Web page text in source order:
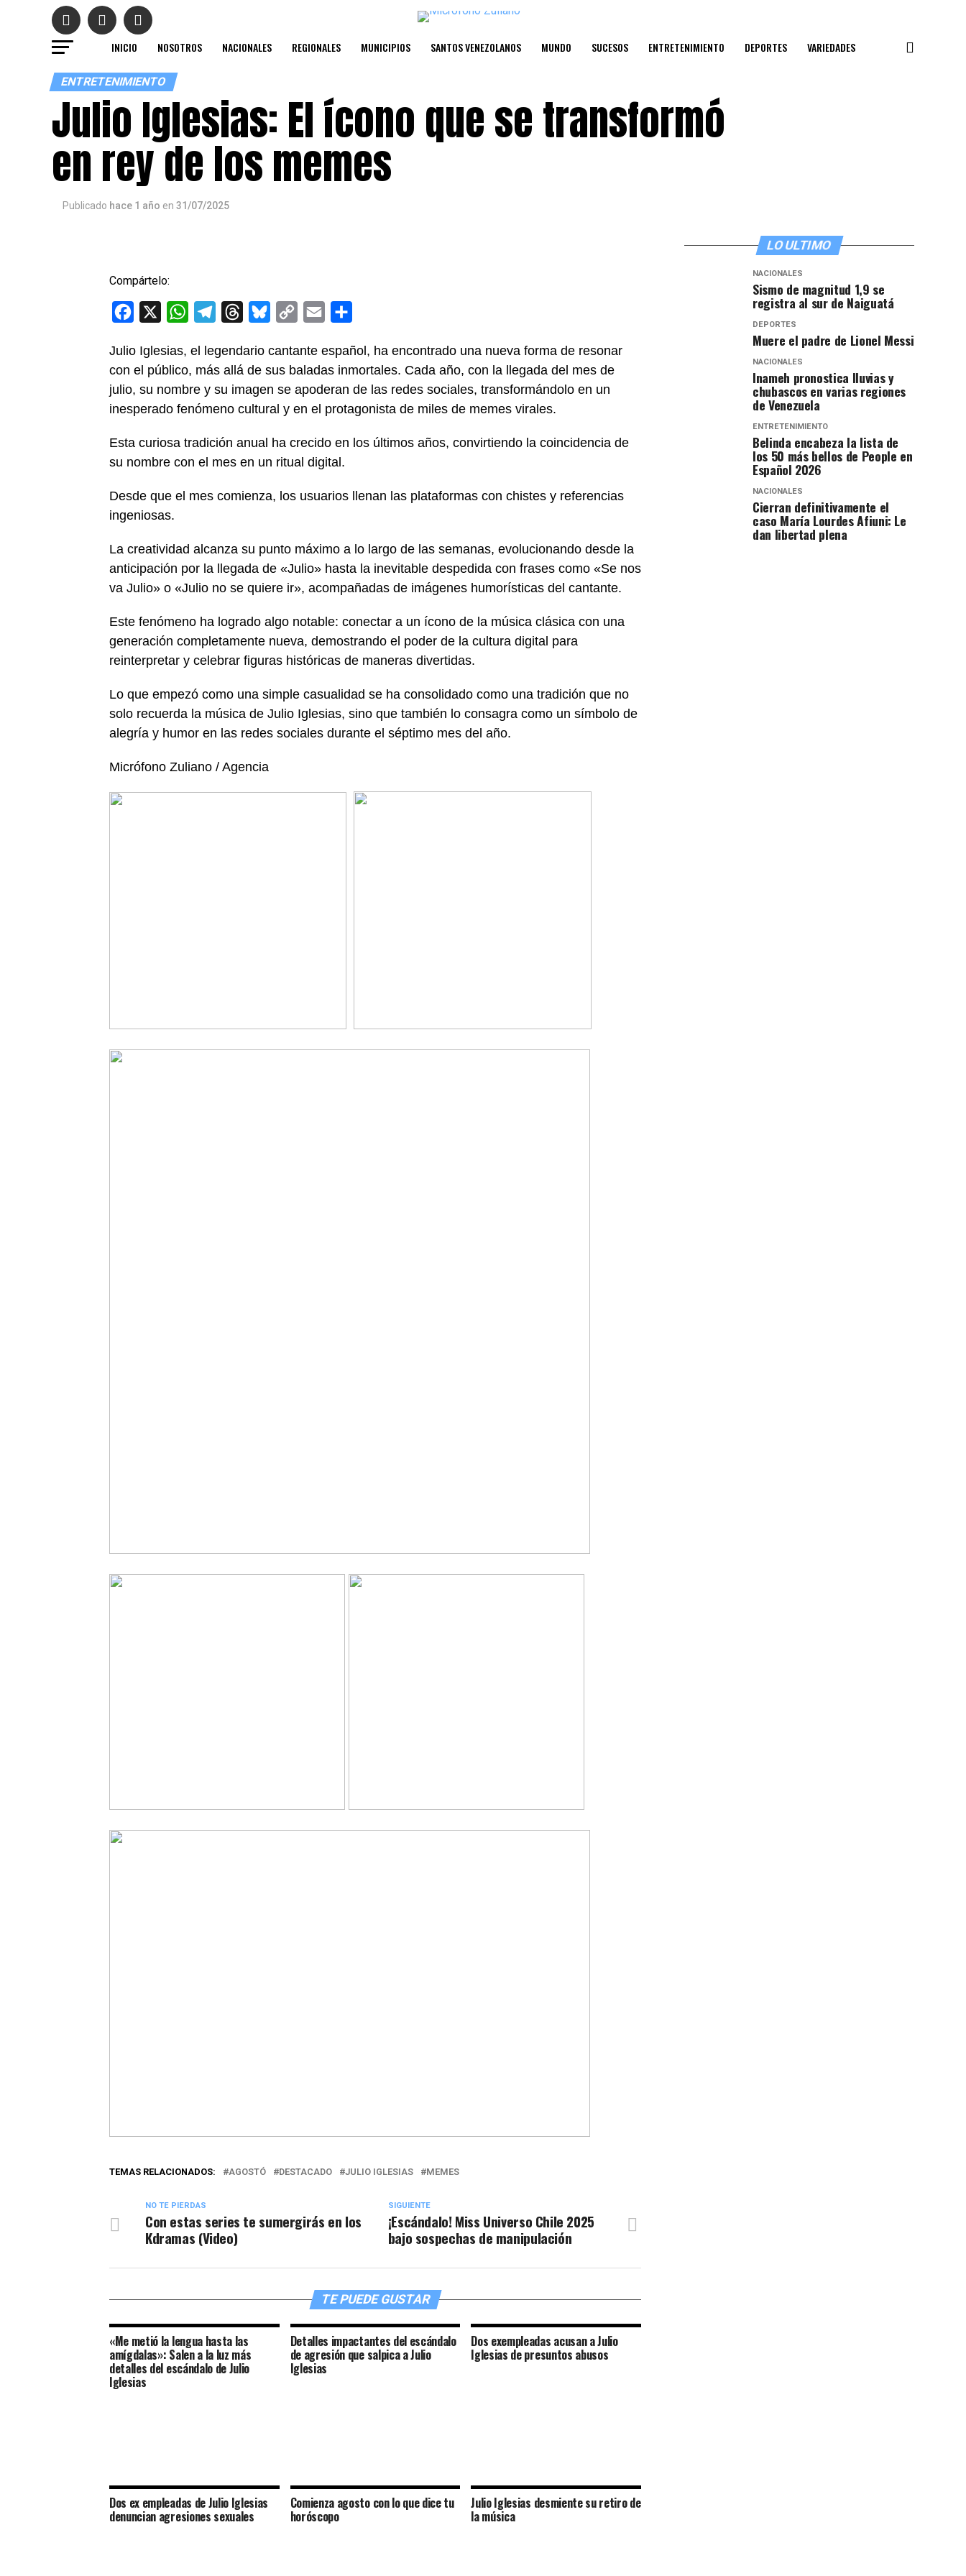
INICIO NOSOTROS NACIONALES REGIONALES MUNICIPIOS SANTOS VENEZOLANOS MUNDO SUCESOS ENTRETENIMIENTO DEPORTES VARIEDADES
ENTRETENIMIENTO
Julio Iglesias: El ícono que se transformó
en rey de los memes
Publicado hace 1 año en 31/07/2025
Compártelo:
Facebook WhatsAppTelegramThreadsBlueskyCopy
Email
Julio Iglesias, el legendario cantante español, ha encontrado una nueva forma de resonar
con el público, más allá de sus baladas inmortales. Cada año, con la llegada del mes de
julio, su nombre y su imagen se apoderan de las redes sociales, transformándolo en un
inesperado fenómeno cultural y en el protagonista de miles de memes virales.
Esta curiosa tradición anual ha crecido en los últimos años, convirtiendo la coincidencia de
su nombre con el mes en un ritual digital.
Desde que el mes comienza, los usuarios llenan las plataformas con chistes y referencias
ingeniosas.
La creatividad alcanza su punto máximo a lo largo de las semanas, evolucionando desde la
anticipación por la llegada de «Julio» hasta la inevitable despedida con frases como «Se nos
va Julio» o «Julio no se quiere ir», acompañadas de imágenes humorísticas del cantante.
Este fenómeno ha logrado algo notable: conectar a un ícono de la música clásica con una
generación completamente nueva, demostrando el poder de la cultura digital para
reinterpretar y celebrar figuras históricas de maneras divertidas.
Lo que empezó como una simple casualidad se ha consolidado como una tradición que no
solo recuerda la música de Julio Iglesias, sino que también lo consagra como un símbolo de
alegría y humor en las redes sociales durante el séptimo mes del año.
Micrófono Zuliano / Agencia
TEMAS RELACIONADOS: AGOSTÓ DESTACADO JULIO IGLESIAS MEMES
SIGUIENTE
¡Escándalo! Miss Universo Chile 2025
bajo sospechas de manipulación
NO TE PIERDAS
Con estas series te sumergirás en los
Kdramas (Video)
TE PUEDE GUSTAR
«Me metió la lengua hasta las
amígdalas»: Salen a la luz más
detalles del escándalo de Julio
Iglesias
Detalles impactantes del escándalo
de agresión que salpica a Julio
Iglesias
Dos exempleadas acusan a Julio
Iglesias de presuntos abusos
Dos ex empleadas de Julio Iglesias
denuncian agresiones sexuales
Comienza agosto con lo que dice tu
horóscopo
Julio Iglesias desmiente su retiro de
la música
LO ULTIMO
NACIONALES
Sismo de magnitud 1,9 se
registra al sur de Naiguatá
DEPORTES
Muere el padre de Lionel Messi
NACIONALES
Inameh pronostica lluvias y
chubascos en varias regiones
de Venezuela
ENTRETENIMIENTO
Belinda encabeza la lista de
los 50 más bellos de People en
Español 2026
NACIONALES
Cierran definitivamente el
caso María Lourdes Afiuni: Le
dan libertad plena